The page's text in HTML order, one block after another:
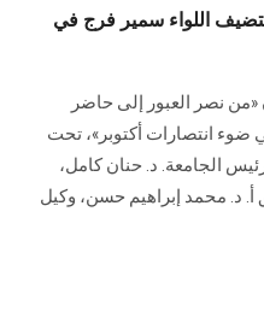
اللواء سمير فرج في
نصر العبور إلى حاضر
ضوء انتصارات أكتوبر»، تحت
الجامعة. د. حنان كامل،
د. محمد إبراهيم حسن، وكيل